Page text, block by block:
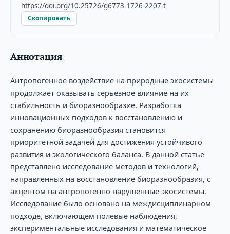
https://doi.org/10.25726/g6773-1726-2207-t
Скопировать
Аннотация
Антропогенное воздействие на природные экосистемы
продолжает оказывать серьезное влияние на их
стабильность и биоразнообразие. Разработка
инновационных подходов к восстановлению и
сохранению биоразнообразия становится
приоритетной задачей для достижения устойчивого
развития и экологического баланса. В данной статье
представлено исследование методов и технологий,
направленных на восстановление биоразнообразия, с
акцентом на антропогенно нарушенные экосистемы.
Исследование было основано на междисциплинарном
подходе, включающем полевые наблюдения,
экспериментальные исследования и математическое